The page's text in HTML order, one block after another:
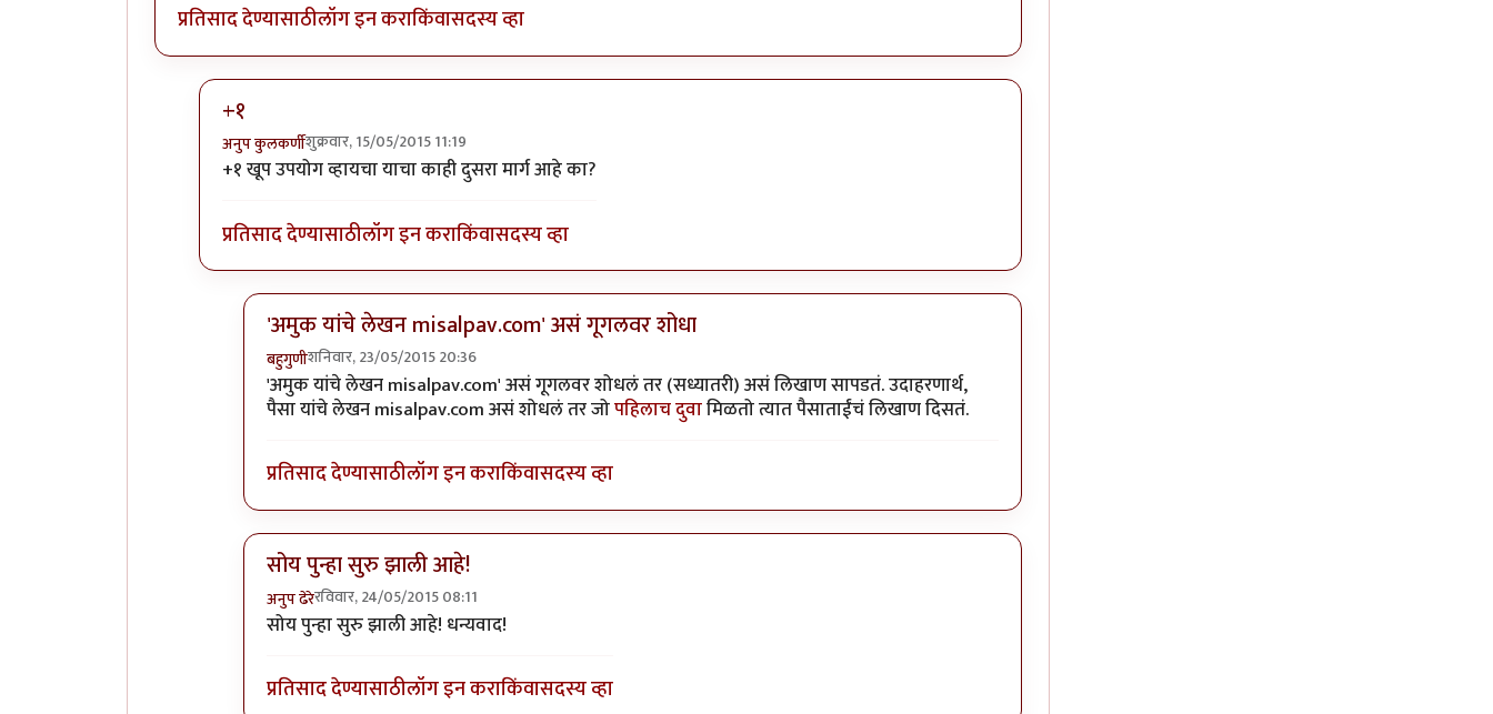
प्रतिसाद देण्यासाठीलॉग इन कराकिंवासदस्य व्हा
+१
अनुप कुलकर्णीशुक्रवार, 15/05/2015 11:19
In reply toआयडी पुढे /authored लाउनbyअनुप ढेरे
+१ खूप उपयोग व्हायचा याचा काही दुसरा मार्ग आहे का?
प्रतिसाद देण्यासाठीलॉग इन कराकिंवासदस्य व्हा
'अमुक यांचे लेखन misalpav.com' असं गूगलवर शोधा
बहुगुणीशनिवार, 23/05/2015 20:36
In reply to+१byअनुप कुलकर्णी
'अमुक यांचे लेखन misalpav.com' असं गूगलवर शोधलं तर (सध्यातरी) असं लिखाण सापडतं. उदाहरणार्थ,
पैसा यांचे लेखन misalpav.com असं शोधलं तर जोपहिलाच दुवामिळतो त्यात पैसाताईंचं लिखाण दिसतं.
प्रतिसाद देण्यासाठीलॉग इन कराकिंवासदस्य व्हा
सोय पुन्हा सुरु झाली आहे!
अनुप ढेरेरविवार, 24/05/2015 08:11
In reply to+१byअनुप कुलकर्णी
सोय पुन्हा सुरु झाली आहे! धन्यवाद!
प्रतिसाद देण्यासाठीलॉग इन कराकिंवासदस्य व्हा